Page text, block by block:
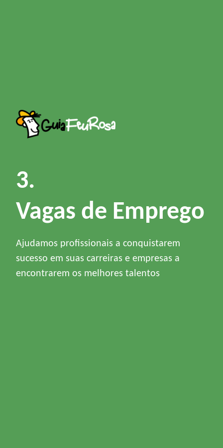
3.
Vagas de Emprego
Ajudamos profissionais a conquistarem
sucesso em suas carreiras e empresas a
encontrarem os melhores talentos